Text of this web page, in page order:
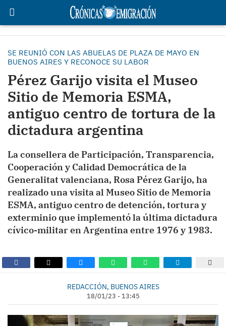
SE REUNIÓ CON LAS ABUELAS DE PLAZA DE MAYO EN
BUENOS AIRES Y RECONOCE SU LABOR
Pérez Garijo visita el Museo
Sitio de Memoria ESMA,
antiguo centro de tortura de la
dictadura argentina
La consellera de Participación, Transparencia,
Cooperación y Calidad Democrática de la
Generalitat valenciana, Rosa Pérez Garijo, ha
realizado una visita al Museo Sitio de Memoria
ESMA, antiguo centro de detención, tortura y
exterminio que implementó la última dictadura
cívico-militar en Argentina entre 1976 y 1983.
REDACCIÓN, BUENOS AIRES
18/01/23 - 13:45